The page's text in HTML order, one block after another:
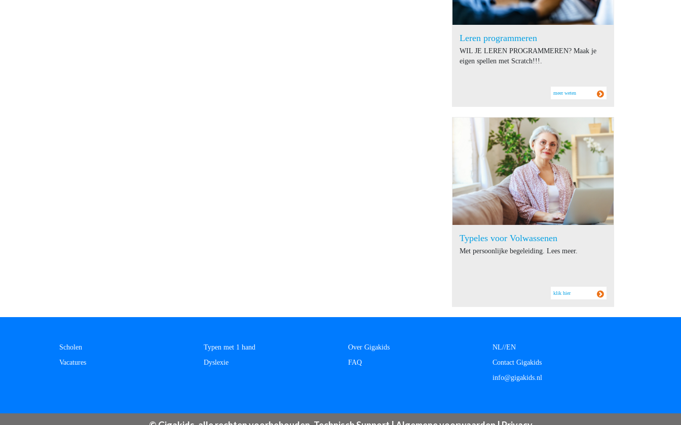
Leren programmeren
WIL JE LEREN PROGRAMMEREN? Maak je
eigen spellen met Scratch!!!.
meer weten
Typeles voor Volwassenen
Met persoonlijke begeleiding. Lees meer.
klik hier
Scholen
Vacatures
Typen met 1 hand
Dyslexie
Over Gigakids
FAQ
NL//EN
Contact Gigakids
info@gigakids.nl